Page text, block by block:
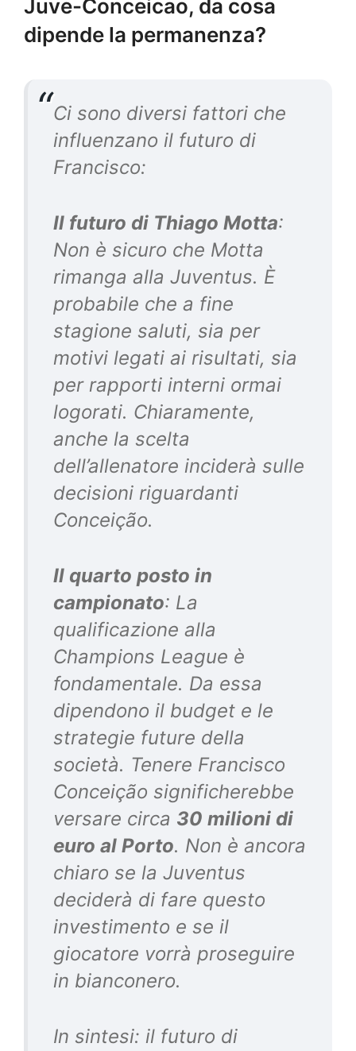
Juve-Conceicao, da cosa
dipende la permanenza?
Ci sono diversi fattori che
influenzano il futuro di
Francisco:
Il futuro di Thiago Motta:
Non è sicuro che Motta
rimanga alla Juventus. È
probabile che a fine
stagione saluti, sia per
motivi legati ai risultati, sia
per rapporti interni ormai
logorati. Chiaramente,
anche la scelta
dell’allenatore inciderà sulle
decisioni riguardanti
Conceição.
Il quarto posto in
campionato: La
qualificazione alla
Champions League è
fondamentale. Da essa
dipendono il budget e le
strategie future della
società. Tenere Francisco
Conceição significherebbe
versare circa 30 milioni di
euro al Porto. Non è ancora
chiaro se la Juventus
deciderà di fare questo
investimento e se il
giocatore vorrà proseguire
in bianconero.
In sintesi: il futuro di